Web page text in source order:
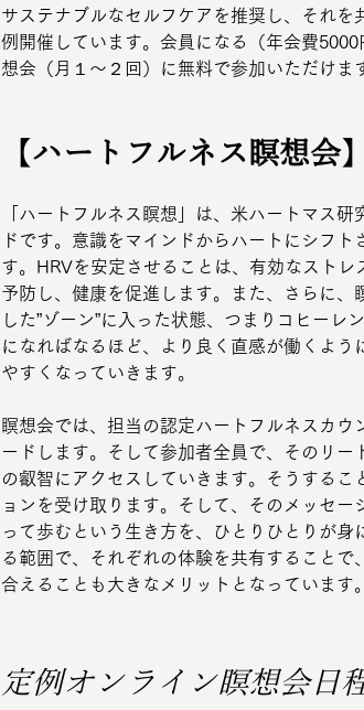
サステナブルなセルフケアを推奨し、それ
例開催しています。会員になる（年会費
想会（月１～２回）に無料で参加いただけま
【ハートフルネス瞑想会】
「ハートフルネス瞑想」は、米ハートマス
ドです。意識をマインドからハートにシフ
す。HRVを安定させることは、有効なスト
予防し、健康を促進します。また、さらに
した”ゾーン”に入った状態、つまりコヒー
になればなるほど、より良く直感が働くよ
やすくなっていきます。
瞑想会では、担当の認定ハートフルネスカ
ードします。そして参加者全員で、そのリ
の叡智にアクセスしていきます。そうする
ョンを受け取ります。そして、そのメッセ
って歩むという生き方を、ひとりひとりが
る範囲で、それぞれの体験を共有すること
合えることも大きなメリットとなっています。
定例オンライン瞑想会日